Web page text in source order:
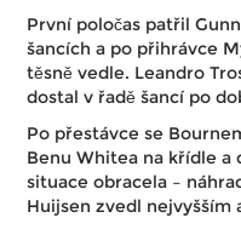
První poločas patřil
šancích a po přihrávce
těsně vedle. Leandro
dostal v řadě šancí po
Po přestávce se
Benu Whitea na křídle a
situace obracela –
Huijsen zvedl nejvyšším